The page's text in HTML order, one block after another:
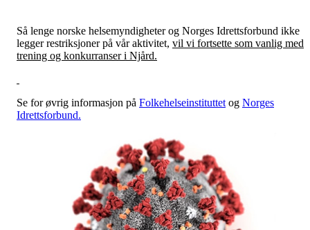
Så lenge norske helsemyndigheter og Norges Idrettsforbund ikke
legger restriksjoner på vår aktivitet, vil vi fortsette som vanlig med
trening og konkurranser i Njård.
Se for øvrig informasjon på Folkehelseinstituttet og Norges
Idrettsforbund.